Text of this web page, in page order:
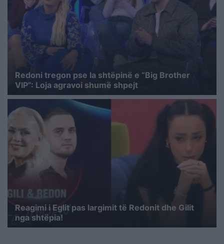
Redoni tregon pse la shtëpinë e “Big Brother
VIP”: Loja agravoi shumë shpejt
Reagimi i Eglit pas largimit të Redonit dhe Gilit
nga shtëpia!